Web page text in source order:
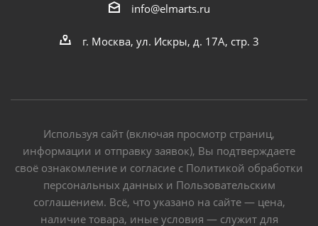
info@elmarts.ru
г. Москва, ул. Искры, д. 17А, стр. 3
Используя сайт (включая просмотр страниц,
информации и отправку заявок), Вы подтверждаете
своё ознакомление и согласие с Политикой обработки
персональных данных и Пользовательским
соглашением. Всё, что указано на сайте — цена,
наличие товара, иные условия — служит для